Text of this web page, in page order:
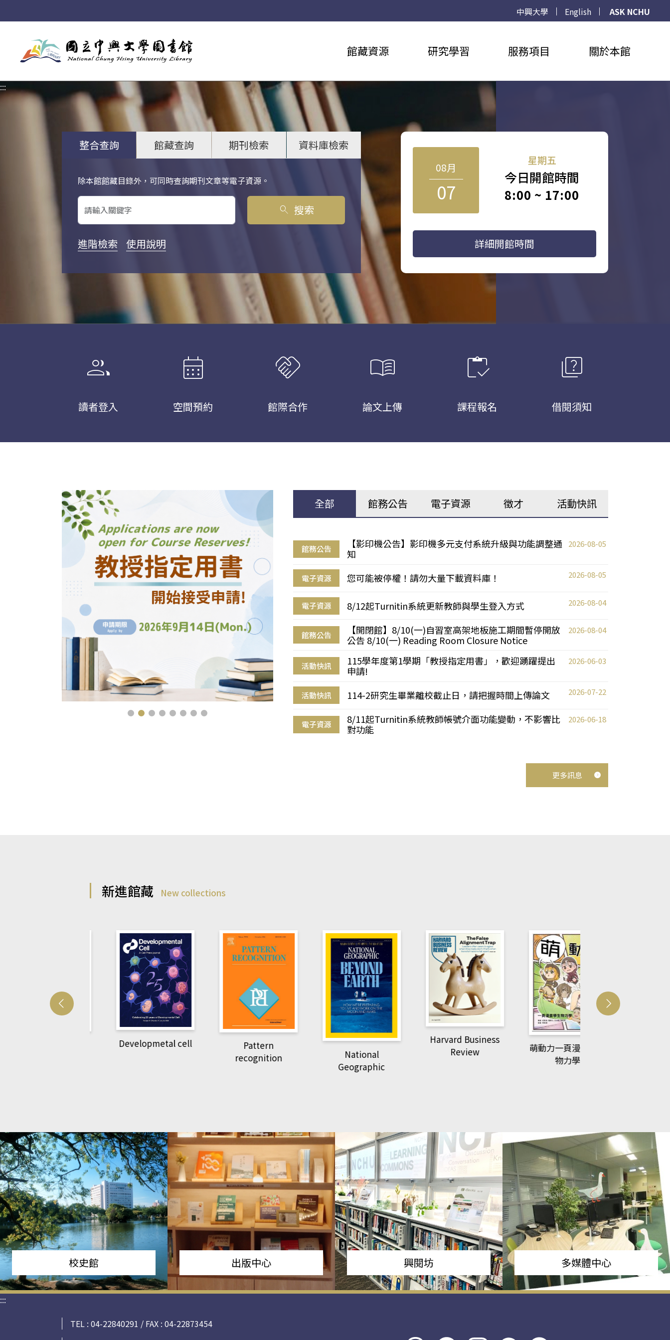
中興大學 English
ASK NCHU
館藏資源 研究學習 服務項目 關於本館
:::
整合查詢 館藏查詢 期刊檢索 資料庫檢索
除本館館藏目錄外，可同時查詢期刊文章等電子資源。
關鍵字搜尋
search 搜索
進階檢索 使用說明
08月
07
星期五
今日開館時間
8:00 ~ 17:00
詳細開館時間
group
讀者登入
calendar_month
空間預約
handshake
館際合作
menu_book
論文上傳
inventory
課程報名
quiz
借閱須知
全部 館務公告 電子資源 徵才 活動快訊
館務公告
【影印機公告】影印機多元支付系統升級與功能調整通
知
2026-08-05
電子資源 您可能被停權！請勿大量下載資料庫！ 2026-08-05
電子資源 8/12起Turnitin系統更新教師與學生登入方式 2026-08-04
館務公告
【開閉館】8/10(一)自習室高架地板施工期間暫停開放
公告 8/10(一) Reading Room Closure Notice
2026-08-04
活動快訊
115學年度第1學期「教授指定用書」，歡迎踴躍提出
申請!
2026-06-03
活動快訊 114-2研究生畢業離校截止日，請把握時間上傳論文 2026-07-22
電子資源
8/11起Turnitin系統教師帳號介面功能變動，不影響比
對功能
2026-06-18
更多訊息
新進館藏 New collections
Developmetal cell
Pattern
recognition
National
Geographic
Harvard Business
Review
萌動力一頁漫畫學生
校史館 出版中心 興閱坊 多媒體中心
:::
TEL : 04-22840291 / FAX : 04-22873454